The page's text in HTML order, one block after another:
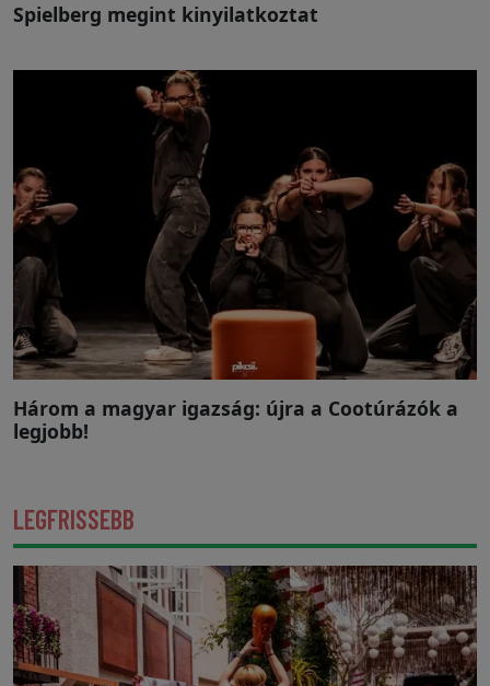
Spielberg megint kinyilatkoztat
Három a magyar igazság: újra a Cootúrázók a
legjobb!
LEGFRISSEBB